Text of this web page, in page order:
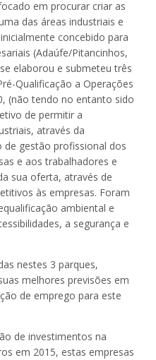
em procurar criar as
das áreas industriais e
concebido para
(Adaúfe/Pitancinhos,
elaborou e submeteu três
Qualificação a Operações
(não tendo no entanto sido
de permitir a
através da
gestão profissional dos
e aos trabalhadores e
sua oferta, através de
às empresas. Foram
ambiental e
a segurança e
nestes 3 parques,
melhores previsões em
de emprego para este
de investimentos na
em 2015, estas empresas